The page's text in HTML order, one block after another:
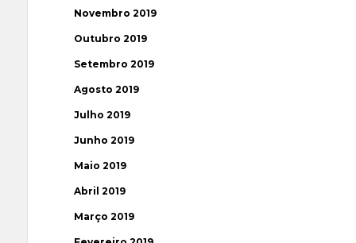
Novembro 2019
Outubro 2019
Setembro 2019
Agosto 2019
Julho 2019
Junho 2019
Maio 2019
Abril 2019
Março 2019